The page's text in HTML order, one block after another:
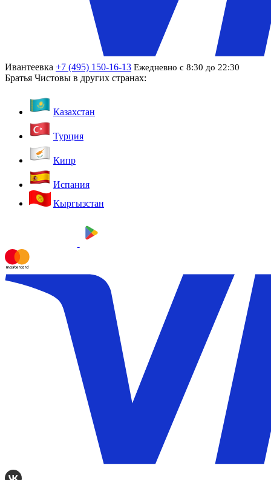
Ивантеевка +7 (495) 150-16-13 Ежедневно с 8:30 до 22:30
Братья Чистовы в других странах:
Казахстан
Турция
Кипр
Испания
Кыргызстан